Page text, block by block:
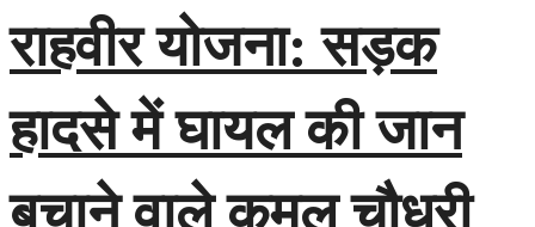
राहवीर योजना: सड़क
हादसे में घायल की जान